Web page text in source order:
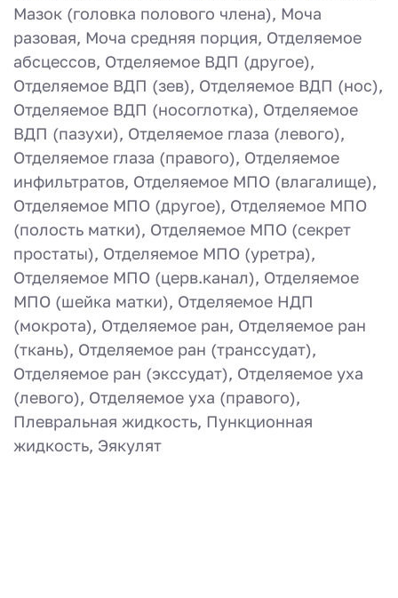
Мазок (головка полового члена), Моча
разовая, Моча средняя порция, Отделяемое
абсцессов, Отделяемое ВДП (другое),
Отделяемое ВДП (зев), Отделяемое ВДП (нос),
Отделяемое ВДП (носоглотка), Отделяемое
ВДП (пазухи), Отделяемое глаза (левого),
Отделяемое глаза (правого), Отделяемое
инфильтратов, Отделяемое МПО (влагалище),
Отделяемое МПО (другое), Отделяемое МПО
(полость матки), Отделяемое МПО (секрет
простаты), Отделяемое МПО (уретра),
Отделяемое МПО (церв.канал), Отделяемое
МПО (шейка матки), Отделяемое НДП
(мокрота), Отделяемое ран, Отделяемое ран
(ткань), Отделяемое ран (транссудат),
Отделяемое ран (экссудат), Отделяемое уха
(левого), Отделяемое уха (правого),
Плевральная жидкость, Пункционная
жидкость, Эякулят